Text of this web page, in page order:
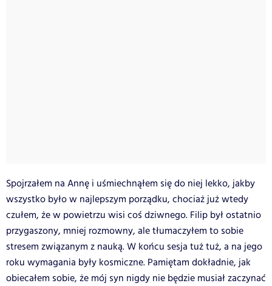
Spojrzałem na Annę i uśmiechnąłem się do niej lekko, jakby
wszystko było w najlepszym porządku, chociaż już wtedy
czułem, że w powietrzu wisi coś dziwnego. Filip był ostatnio
przygaszony, mniej rozmowny, ale tłumaczyłem to sobie
stresem związanym z nauką. W końcu sesja tuż tuż, a na jego
roku wymagania były kosmiczne. Pamiętam dokładnie, jak
obiecałem sobie, że mój syn nigdy nie będzie musiał zaczynać